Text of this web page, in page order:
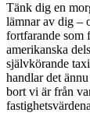
Tänk dig en
lämnar av dig –
fortfarande som
amerikanska
självkörande
handlar det
bort vi är från